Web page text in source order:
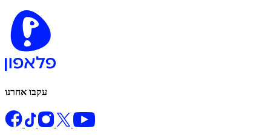
עקבו אחרנו